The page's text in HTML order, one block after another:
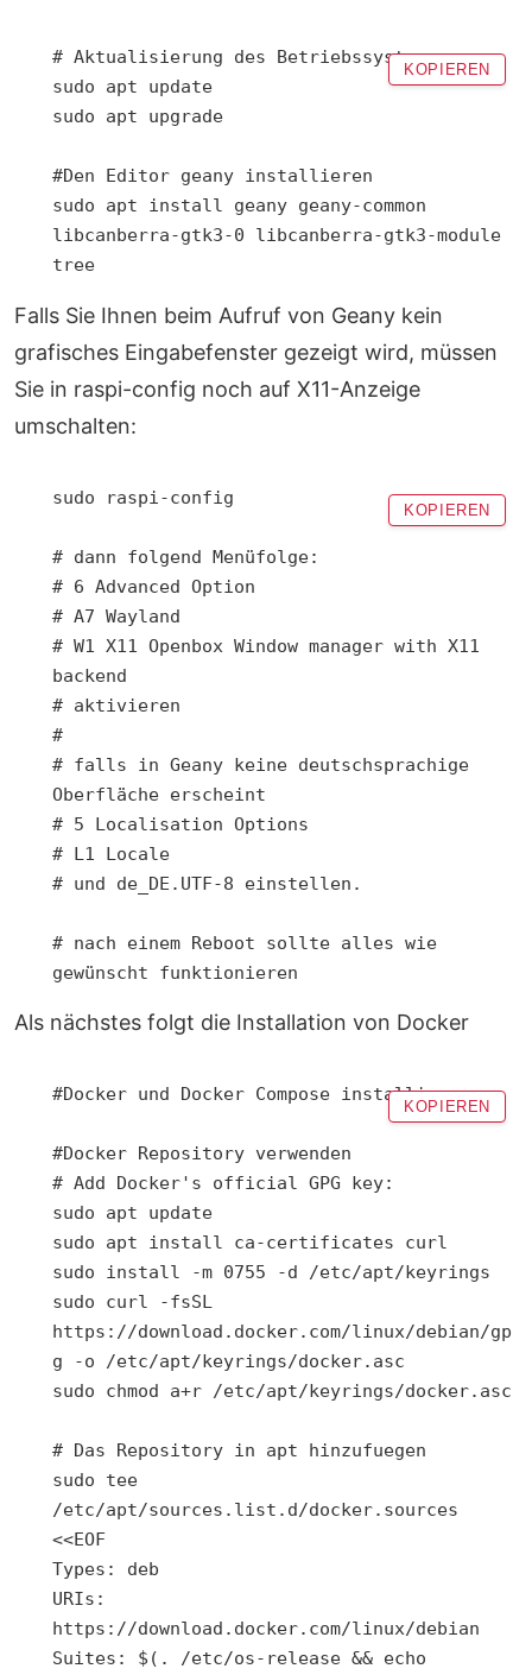
# Aktualisierung des Betriebssystems
sudo apt update
sudo apt upgrade
#Den Editor geany installieren
sudo apt install geany geany-common
libcanberra-gtk3-0 libcanberra-gtk3-module
tree
KOPIEREN
Falls Sie Ihnen beim Aufruf von Geany kein
grafisches Eingabefenster gezeigt wird, müssen
Sie in raspi-config noch auf X11-Anzeige
umschalten:
sudo raspi-config
# dann folgend Menüfolge:
# 6 Advanced Option
# A7 Wayland
# W1 X11 Openbox Window manager with X11
backend
# aktivieren
#
# falls in Geany keine deutschsprachige
Oberfläche erscheint
# 5 Localisation Options
# L1 Locale
# und de_DE.UTF-8 einstellen.
# nach einem Reboot sollte alles wie
gewünscht funktionieren
KOPIEREN
Als nächstes folgt die Installation von Docker
#Docker und Docker Compose installieren
#Docker Repository verwenden
# Add Docker's official GPG key:
sudo apt update
sudo apt install ca-certificates curl
sudo install -m 0755 -d /etc/apt/keyrings
sudo curl -fsSL
https://download.docker.com/linux/debian/gp
g -o /etc/apt/keyrings/docker.asc
sudo chmod a+r /etc/apt/keyrings/docker.asc
# Das Repository in apt hinzufuegen
sudo tee
/etc/apt/sources.list.d/docker.sources
<<EOF
Types: deb
URIs:
https://download.docker.com/linux/debian
Suites: $(. /etc/os-release && echo
KOPIEREN